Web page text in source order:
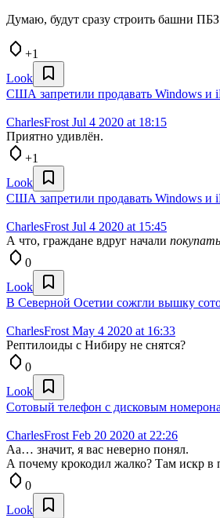
Думаю, будут сразу строить башни
+1
Look
США запретили продавать Windows и
CharlesFrost Jul 4 2020 at 18:15
Приятно удивлён.
+1
Look
США запретили продавать Windows и
CharlesFrost Jul 4 2020 at 15:45
А что, граждане вдруг начали покупать
0
Look
В Северной Осетии сожгли вышку
CharlesFrost May 4 2020 at 16:33
Рептилоиды с Нибиру не снятся?
0
Look
Сотовый телефон с дисковым
CharlesFrost Feb 20 2020 at 22:26
Аа… значит, я вас неверно понял.
А почему крокодил жалко? Там искр в
0
Look